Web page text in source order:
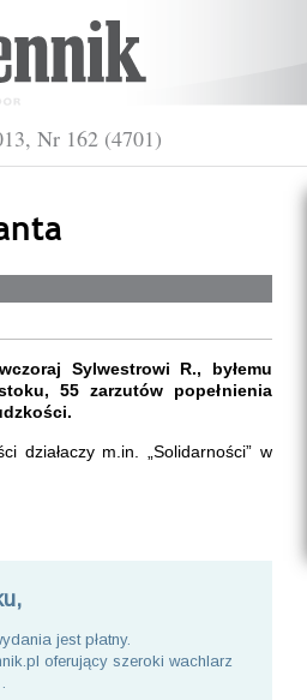
Nr 162 (4701)
Sylwestrowi R., byłemu
55 zarzutów popełnienia
działaczy m.in. „Solidarności” w
jest płatny.
oferujący szeroki wachlarz